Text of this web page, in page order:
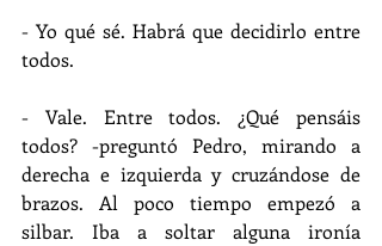
- Yo qué sé. Habrá que decidirlo entre
todos.
- Vale. Entre todos. ¿Qué pensáis
todos? -preguntó Pedro, mirando a
derecha e izquierda y cruzándose de
brazos. Al poco tiempo empezó a
silbar. Iba a soltar alguna ironía